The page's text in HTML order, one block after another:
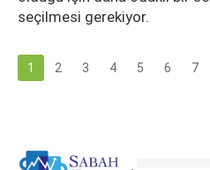
seçilmesi gerekiyor.
1 2 3 4 5 6 7